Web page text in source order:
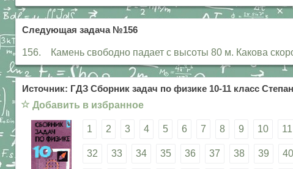
Следующая задача №156
156. Камень свободно падает с высоты 80 м. Какова
Источник: ГДЗ Сборник задач по физике 10-11 класс
☆ Добавить в избранное
1 2 3 4 5 6 7 8 9 10 11
32 33 34 35 36 37 38 39 40